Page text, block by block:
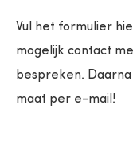
Vul het formulier
mogelijk contact
bespreken.
maat per e-mail!